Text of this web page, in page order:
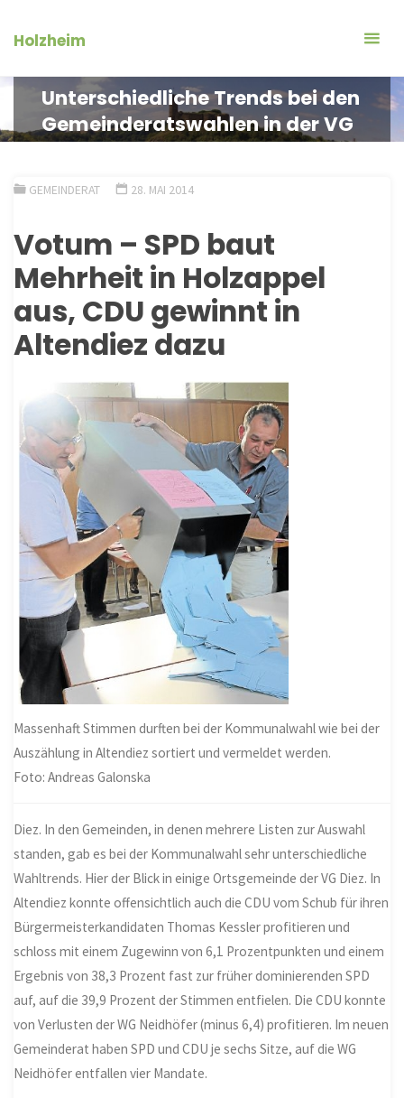
InhaltHolzheim
Unterschiedliche Trends bei den
Gemeinderatswahlen in der VG
GEMEINDERAT 28. MAI 2014
Votum – SPD baut
Mehrheit in Holzappel
aus, CDU gewinnt in
Altendiez dazu
Massenhaft Stimmen durften bei der Kommunalwahl wie bei der
Auszählung in Altendiez sortiert und vermeldet werden.
Foto: Andreas Galonska
Diez. In den Gemeinden, in denen mehrere Listen zur Auswahl
standen, gab es bei der Kommunalwahl sehr unterschiedliche
Wahltrends. Hier der Blick in einige Ortsgemeinde der VG Diez. In
Altendiez konnte offensichtlich auch die CDU vom Schub für ihren
Bürgermeisterkandidaten Thomas Kessler profitieren und
schloss mit einem Zugewinn von 6,1 Prozentpunkten und einem
Ergebnis von 38,3 Prozent fast zur früher dominierenden SPD
auf, auf die 39,9 Prozent der Stimmen entfielen. Die CDU konnte
von Verlusten der WG Neidhöfer (minus 6,4) profitieren. Im neuen
Gemeinderat haben SPD und CDU je sechs Sitze, auf die WG
Neidhöfer entfallen vier Mandate.